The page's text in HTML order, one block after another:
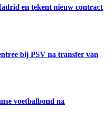
en tekent nieuw contract
bij PSV na transfer van
voetbalbond na